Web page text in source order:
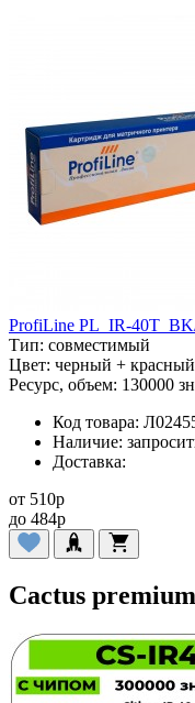
ProfiLine PL_IR-
Тип: совместимый
Цвет: черный + красный
Ресурс, объем: 130000
Код товара:
Наличие:
Доставка:
от 510p
до 484p
Cactus premium